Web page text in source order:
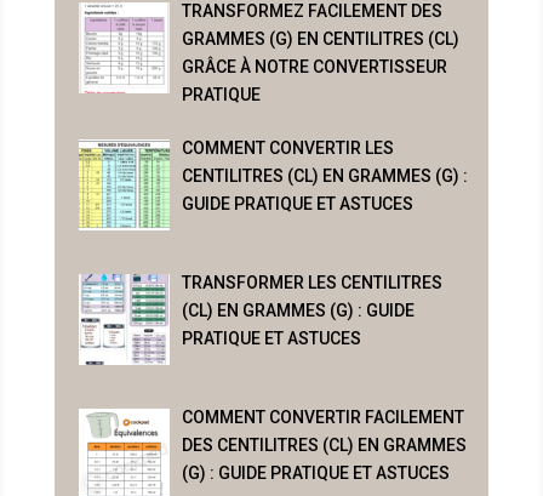
TRANSFORMEZ FACILEMENT DES
GRAMMES (G) EN CENTILITRES (CL)
GRÂCE À NOTRE CONVERTISSEUR
PRATIQUE
COMMENT CONVERTIR LES
CENTILITRES (CL) EN GRAMMES (G) :
GUIDE PRATIQUE ET ASTUCES
TRANSFORMER LES CENTILITRES
(CL) EN GRAMMES (G) : GUIDE
PRATIQUE ET ASTUCES
COMMENT CONVERTIR FACILEMENT
DES CENTILITRES (CL) EN GRAMMES
(G) : GUIDE PRATIQUE ET ASTUCES